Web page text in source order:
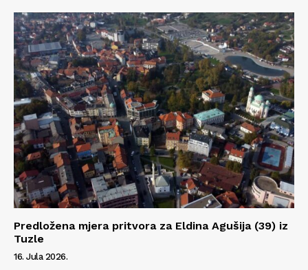
Predložena mjera pritvora za Eldina Agušija (39) iz
Tuzle
16. Jula 2026.